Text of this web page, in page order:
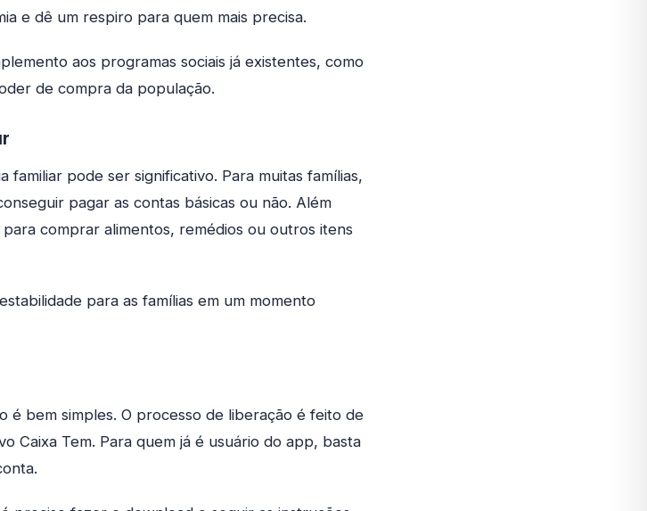
e dê um respiro para quem mais precisa.
aos programas sociais já existentes, como
de compra da população.
familiar pode ser significativo. Para muitas famílias,
pagar as contas básicas ou não. Além
comprar alimentos, remédios ou outros itens
para as famílias em um momento
é bem simples. O processo de liberação é feito de
Caixa Tem. Para quem já é usuário do app, basta